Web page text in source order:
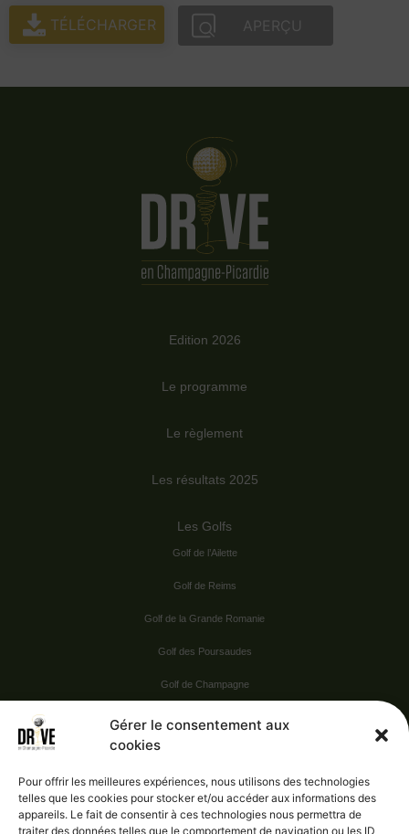
Gérer le consentement aux
cookies
Pour offrir les meilleures expériences, nous utilisons des technologies
telles que les cookies pour stocker et/ou accéder aux informations des
appareils. Le fait de consentir à ces technologies nous permettra de
traiter des données telles que le comportement de navigation ou les ID
TÉLÉCHARGER APERÇU
Edition 2026
Le programme
Le règlement
Les résultats 2025
Les Golfs
Golf de l’Ailette
Golf de Reims
Golf de la Grande Romanie
Golf des Poursaudes
Golf de Champagne
Vie pratique